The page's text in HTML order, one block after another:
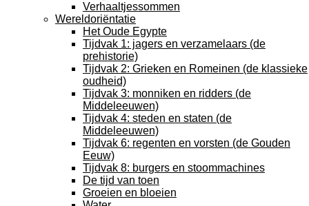
Verhaaltjessommen
Wereldoriëntatie
Het Oude Egypte
Tijdvak 1: jagers en verzamelaars (de
prehistorie)
Tijdvak 2: Grieken en Romeinen (de klassieke
oudheid)
Tijdvak 3: monniken en ridders (de
Middeleeuwen)
Tijdvak 4: steden en staten (de
Middeleeuwen)
Tijdvak 6: regenten en vorsten (de Gouden
Eeuw)
Tijdvak 8: burgers en stoommachines
De tijd van toen
Groeien en bloeien